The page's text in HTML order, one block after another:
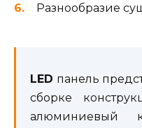
Разнообразие
LED панель
сборке
алюминиевый